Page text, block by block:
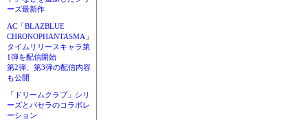
ーズ最新作
AC「BLAZBLUE
CHRONOPHANTASMA」
タイムリリースキャラ第
1弾を配信開始
第2弾、第3弾の配信内容
も公開
「ドリームクラブ」シリ
ーズとパセラのコラボレ
ーション